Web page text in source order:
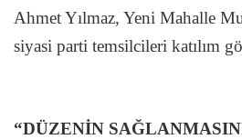
Ahmet Yılmaz, Yeni Mahalle
siyasi parti temsilcileri katılım
“DÜZENİN